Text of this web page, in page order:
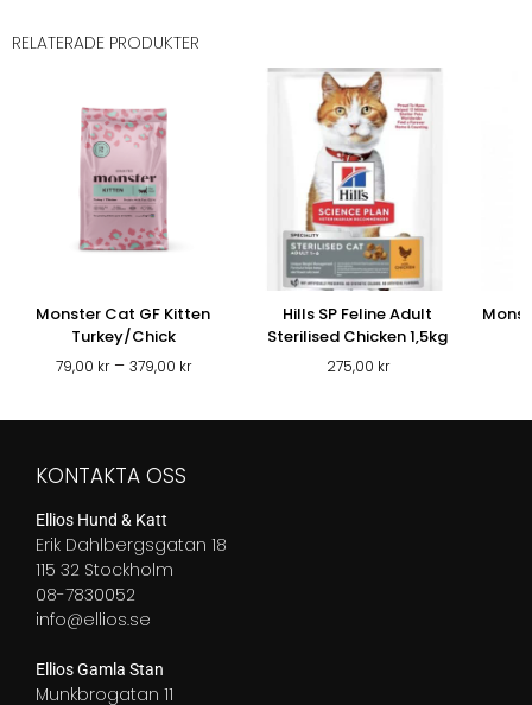
RELATERADE PRODUKTER
Monster Cat GF Kitten
Turkey/Chick
79,00 kr – 379,00 krPrisintervall:
till
Hills SP Feline Adult
Sterilised Chicken 1,5kg
275,00 kr
KONTAKTA OSS
Ellios Hund & Katt
Erik Dahlbergsgatan 18
115 32 Stockholm
08-7830052
info@ellios.se
Ellios Gamla Stan
Munkbrogatan 11